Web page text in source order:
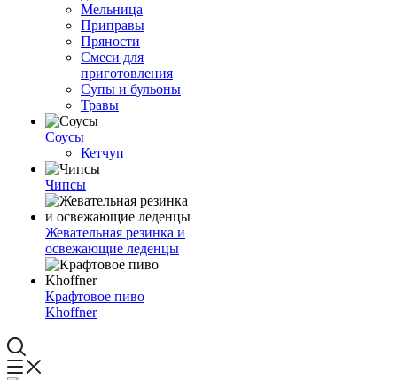
Мельница
Приправы
Пряности
Смеси для
приготовления
Супы и бульоны
Травы
Соусы
Кетчуп
Чипсы
Жевательная резинка и
освежающие леденцы
Крафтовое пиво
Khoffner